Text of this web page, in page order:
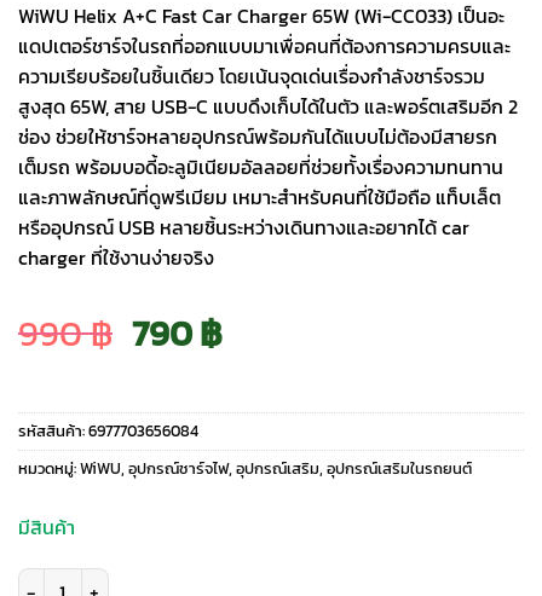
WiWU Helix A+C Fast Car Charger 65W (Wi-CC033) เป็นอะ
แดปเตอร์ชาร์จในรถที่ออกแบบมาเพื่อคนที่ต้องการความครบและ
ความเรียบร้อยในชิ้นเดียว โดยเน้นจุดเด่นเรื่องกำลังชาร์จรวม
สูงสุด 65W, สาย USB-C แบบดึงเก็บได้ในตัว และพอร์ตเสริมอีก 2
ช่อง ช่วยให้ชาร์จหลายอุปกรณ์พร้อมกันได้แบบไม่ต้องมีสายรก
เต็มรถ พร้อมบอดี้อะลูมิเนียมอัลลอยที่ช่วยทั้งเรื่องความทนทาน
และภาพลักษณ์ที่ดูพรีเมียม เหมาะสำหรับคนที่ใช้มือถือ แท็บเล็ต
หรืออุปกรณ์ USB หลายชิ้นระหว่างเดินทางและอยากได้ car
charger ที่ใช้งานง่ายจริง
990฿ Original
price
was:
790฿Current
price
is:
รหัสสินค้า:6977703656084
หมวดหมู่:WiWU, อุปกรณ์ชาร์จไฟ, อุปกรณ์เสริม, อุปกรณ์เสริมในรถยนต์
มีสินค้า
จำนวน WiWU รุ่น Helix A+C Fast Car Charger 65W (Wi-CC033) - ที่ชาร์จ